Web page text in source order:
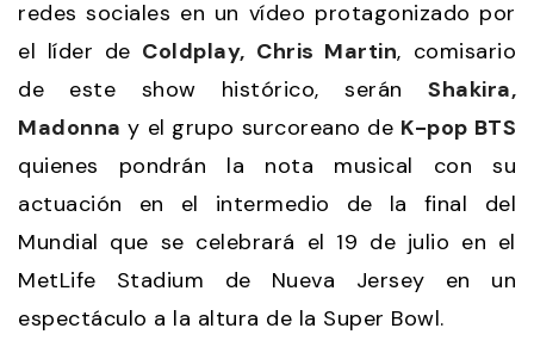
redes sociales en un vídeo protagonizado por
el líder de Coldplay, Chris Martin, comisario
de este show histórico, serán Shakira,
Madonna y el grupo surcoreano de K-pop BTS
quienes pondrán la nota musical con su
actuación en el intermedio de la final del
Mundial que se celebrará el 19 de julio en el
MetLife Stadium de Nueva Jersey en un
espectáculo a la altura de la Super Bowl.